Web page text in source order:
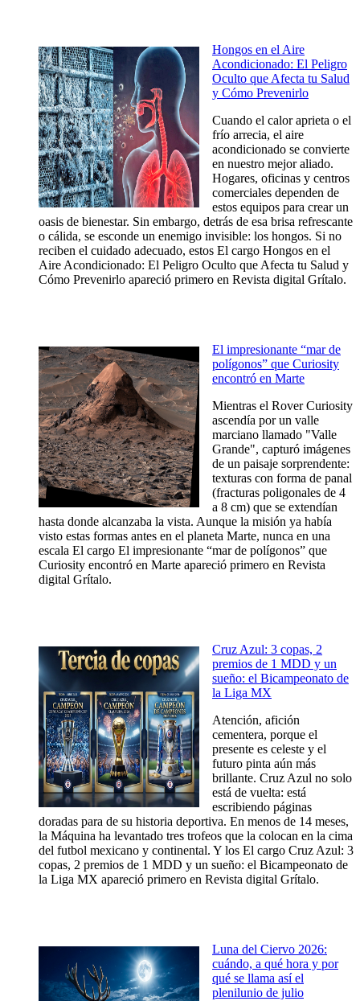
Hongos en el Aire
Acondicionado: El Peligro
Oculto que Afecta tu Salud
y Cómo Prevenirlo
Cuando el calor aprieta o el
frío arrecia, el aire
acondicionado se convierte
en nuestro mejor aliado.
Hogares, oficinas y centros
comerciales dependen de
estos equipos para crear un
oasis de bienestar. Sin embargo, detrás de esa brisa refrescante
o cálida, se esconde un enemigo invisible: los hongos. Si no
reciben el cuidado adecuado, estos El cargo Hongos en el
Aire Acondicionado: El Peligro Oculto que Afecta tu Salud y
Cómo Prevenirlo apareció primero en Revista digital Grítalo.
El impresionante “mar de
polígonos” que Curiosity
encontró en Marte
Mientras el Rover Curiosity
ascendía por un valle
marciano llamado "Valle
Grande", capturó imágenes
de un paisaje sorprendente:
texturas con forma de panal
(fracturas poligonales de 4
a 8 cm) que se extendían
hasta donde alcanzaba la vista. Aunque la misión ya había
visto estas formas antes en el planeta Marte, nunca en una
escala El cargo El impresionante “mar de polígonos” que
Curiosity encontró en Marte apareció primero en Revista
digital Grítalo.
Cruz Azul: 3 copas, 2
premios de 1 MDD y un
sueño: el Bicampeonato de
la Liga MX
Atención, afición
cementera, porque el
presente es celeste y el
futuro pinta aún más
brillante. Cruz Azul no solo
está de vuelta: está
escribiendo páginas
doradas para de su historia deportiva. En menos de 14 meses,
la Máquina ha levantado tres trofeos que la colocan en la cima
del futbol mexicano y continental. Y los El cargo Cruz Azul: 3
copas, 2 premios de 1 MDD y un sueño: el Bicampeonato de
la Liga MX apareció primero en Revista digital Grítalo.
Luna del Ciervo 2026:
cuándo, a qué hora y por
qué se llama así el
plenilunio de julio